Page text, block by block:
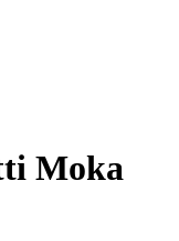
Moka